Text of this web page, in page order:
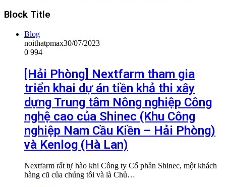
Block Title
Blog
noithatpmax30/07/2023
0 994
[Hải Phòng] Nextfarm tham gia
triển khai dự án tiền khả thi xây
dựng Trung tâm Nông nghiệp Công
nghệ cao của Shinec (Khu Công
nghiệp Nam Cầu Kiền – Hải Phòng)
và Kenlog (Hà Lan)
Nextfarm rất tự hào khi Công ty Cổ phần Shinec, một khách
hàng cũ của chúng tôi và là Chủ…